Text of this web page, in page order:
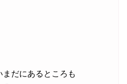
だにあるところも